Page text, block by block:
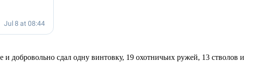
добровольно сдал одну винтовку, 19 охотничьих ружей, 13 стволов и